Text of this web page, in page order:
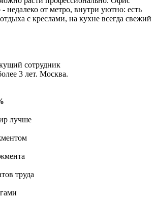
недалеко от метро, внутри уютно: есть
с креслами, на кухне всегда свежий
сотрудник
3 лет. Москва.
лучше
труда